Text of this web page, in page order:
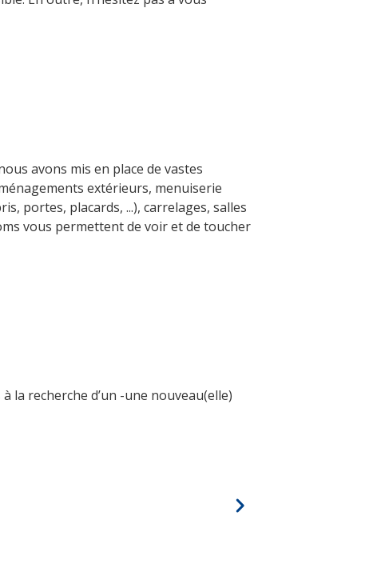
avons mis en place de vastes
extérieurs, menuiserie
portes, placards, ...), carrelages, salles
vous permettent de voir et de toucher
la recherche d’un -une nouveau(elle)